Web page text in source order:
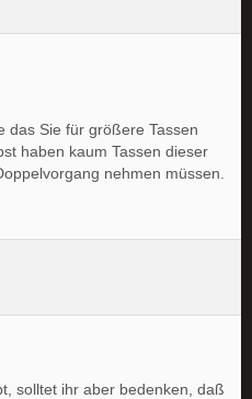
das Sie für größere Tassen
haben kaum Tassen dieser
nehmen müssen.
solltet ihr aber bedenken, daß